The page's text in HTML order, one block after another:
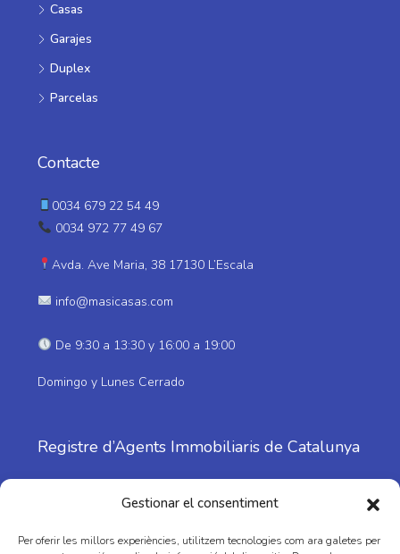
Gestionar el consentiment
Per oferir les millors experiències, utilitzem tecnologies com ara galetes per
Casas
Garajes
Duplex
Parcelas
Contacte
0034 679 22 54 49
0034 972 77 49 67
Avda. Ave Maria, 38 17130 L’Escala
info@masicasas.com
De 9:30 a 13:30 y 16:00 a 19:00
Domingo y Lunes Cerrado
Registre d’Agents Immobiliaris de Catalunya